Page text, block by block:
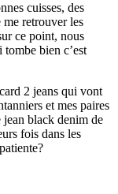
cuisses, des
me retrouver les
ce point, nous
tombe bien c’est
2 jeans qui vont
et mes paires
jean black denim de
fois dans les